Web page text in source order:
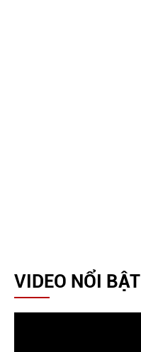
VIDEO NỔI BẬT